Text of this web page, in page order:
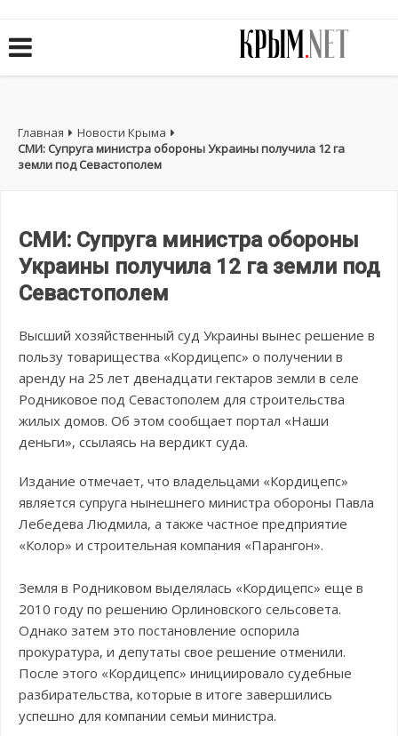
Главная
Новости Крыма
СМИ: Супруга министра обороны Украины получила 12 га
земли под Севастополем
СМИ: Супруга министра обороны
Украины получила 12 га земли под
Севастополем
Высший хозяйственный суд Украины вынес решение в
пользу товарищества «Кордицепс» о получении в
аренду на 25 лет двенадцати гектаров земли в селе
Родниковое под Севастополем для строительства
жилых домов. Об этом сообщает портал «Наши
деньги», ссылаясь на вердикт суда.
Издание отмечает, что владельцами «Кордицепс»
является супруга нынешнего министра обороны Павла
Лебедева Людмила, а также частное предприятие
«Колор» и строительная компания «Парангон».
Земля в Родниковом выделялась «Кордицепс» еще в
2010 году по решению Орлиновского сельсовета.
Однако затем это постановление оспорила
прокуратура, и депутаты свое решение отменили.
После этого «Кордицепс» инициировало судебные
разбирательства, которые в итоге завершились
успешно для компании семьи министра.